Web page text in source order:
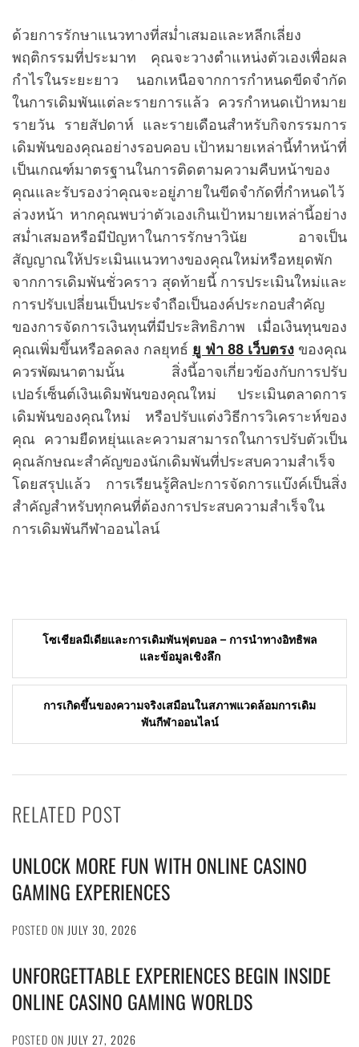
ด้วยการรักษาแนวทางที่สม่ำเสมอและหลีกเลี่ยง
พฤติกรรมที่ประมาท คุณจะวางตำแหน่งตัวเองเพื่อผล
กำไรในระยะยาว นอกเหนือจากการกำหนดขีดจำกัด
ในการเดิมพันแต่ละรายการแล้ว ควรกำหนดเป้าหมาย
รายวัน รายสัปดาห์ และรายเดือนสำหรับกิจกรรมการ
เดิมพันของคุณอย่างรอบคอบ เป้าหมายเหล่านี้ทำหน้าที่
เป็นเกณฑ์มาตรฐานในการติดตามความคืบหน้าของ
คุณและรับรองว่าคุณจะอยู่ภายในขีดจำกัดที่กำหนดไว้
ล่วงหน้า หากคุณพบว่าตัวเองเกินเป้าหมายเหล่านี้อย่าง
สม่ำเสมอหรือมีปัญหาในการรักษาวินัย อาจเป็น
สัญญาณให้ประเมินแนวทางของคุณใหม่หรือหยุดพัก
จากการเดิมพันชั่วคราว สุดท้ายนี้ การประเมินใหม่และ
การปรับเปลี่ยนเป็นประจำถือเป็นองค์ประกอบสำคัญ
ของการจัดการเงินทุนที่มีประสิทธิภาพ เมื่อเงินทุนของ
คุณเพิ่มขึ้นหรือลดลง กลยุทธ์ ยู ฟ่า 88 เว็บตรง ของคุณ
ควรพัฒนาตามนั้น สิ่งนี้อาจเกี่ยวข้องกับการปรับ
เปอร์เซ็นต์เงินเดิมพันของคุณใหม่ ประเมินตลาดการ
เดิมพันของคุณใหม่ หรือปรับแต่งวิธีการวิเคราะห์ของ
คุณ ความยืดหยุ่นและความสามารถในการปรับตัวเป็น
คุณลักษณะสำคัญของนักเดิมพันที่ประสบความสำเร็จ
โดยสรุปแล้ว การเรียนรู้ศิลปะการจัดการแบ๊งค์เป็นสิ่ง
สำคัญสำหรับทุกคนที่ต้องการประสบความสำเร็จใน
การเดิมพันกีฬาออนไลน์
Postโซเชียลมีเดียและการเดิมพันฟุตบอล – การนำทางอิทธิพล
และข้อมูลเชิงลึก
การเกิดขึ้นของความจริงเสมือนในสภาพแวดล้อมการเดิม
พันกีฬาออนไลน์
RELATED POST
UNLOCK MORE FUN WITH ONLINE CASINO
GAMING EXPERIENCES
POSTED ON JULY 30, 2026
UNFORGETTABLE EXPERIENCES BEGIN INSIDE
ONLINE CASINO GAMING WORLDS
POSTED ON JULY 27, 2026